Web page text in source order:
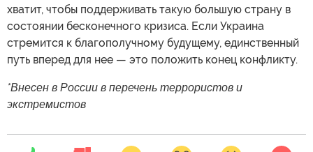
хватит, чтобы поддерживать такую большую страну в
состоянии бесконечного кризиса. Если Украина
стремится к благополучному будущему, единственный
путь вперед для нее — это положить конец конфликту.
*Внесен в России в перечень террористов и
экстремистов